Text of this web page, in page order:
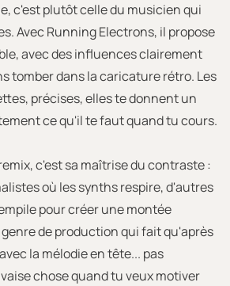
c'est plutôt celle du musicien qui
Avec Running Electrons, il propose
avec des influences clairement
tomber dans la caricature rétro. Les
précises, elles te donnent un
ce qu'il te faut quand tu cours.
c'est sa maîtrise du contraste :
où les synths respire, d'autres
pour créer une montée
de production qui fait qu'après
la mélodie en tête... pas
chose quand tu veux motiver